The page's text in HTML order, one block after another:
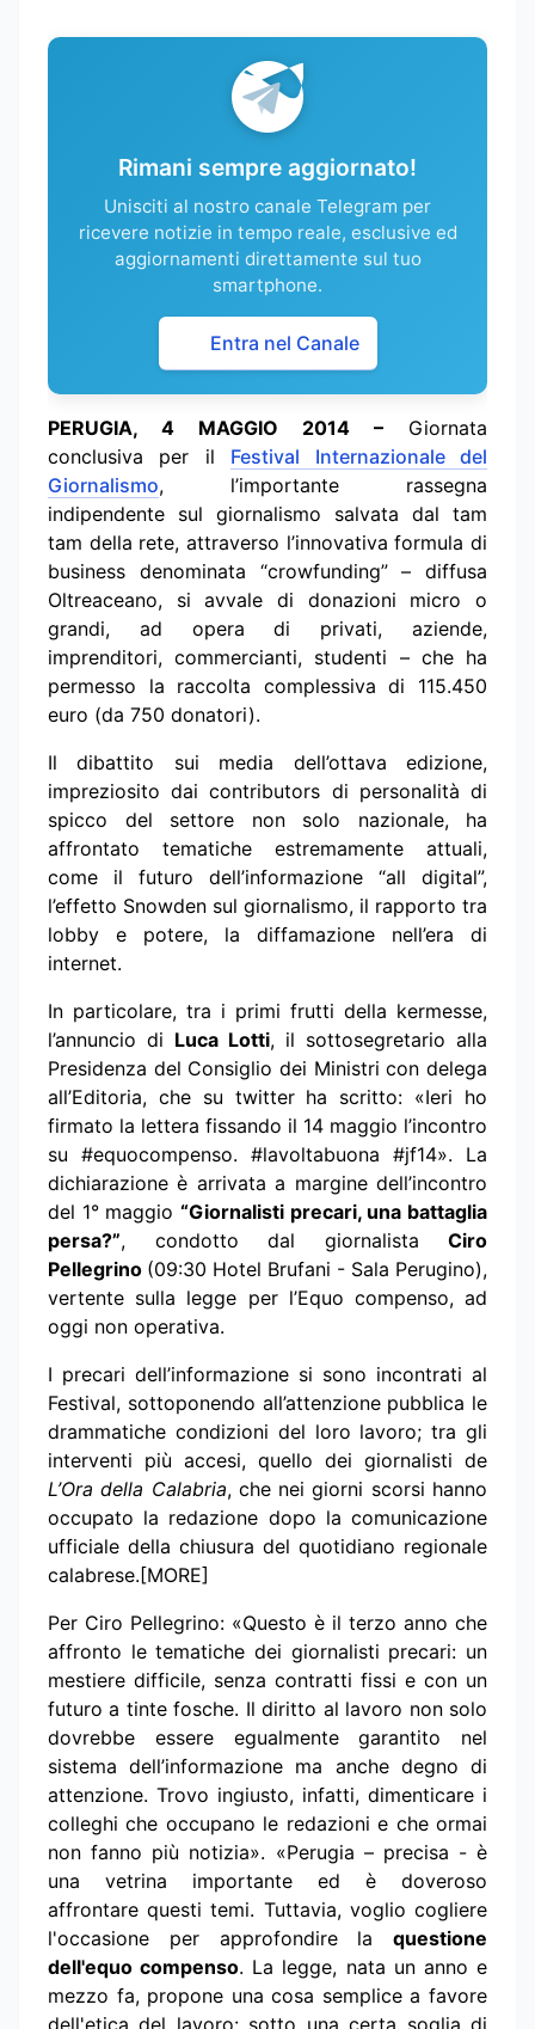
Rimani sempre aggiornato!
Unisciti al nostro canale Telegram per
ricevere notizie in tempo reale, esclusive ed
aggiornamenti direttamente sul tuo
smartphone.
Entra nel Canale
PERUGIA, 4 MAGGIO 2014 – Giornata
conclusiva per il Festival Internazionale del
Giornalismo, l’importante rassegna
indipendente sul giornalismo salvata dal tam
tam della rete, attraverso l’innovativa formula di
business denominata “crowfunding” – diffusa
Oltreaceano, si avvale di donazioni micro o
grandi, ad opera di privati, aziende,
imprenditori, commercianti, studenti – che ha
permesso la raccolta complessiva di 115.450
euro (da 750 donatori).
Il dibattito sui media dell’ottava edizione,
impreziosito dai contributors di personalità di
spicco del settore non solo nazionale, ha
affrontato tematiche estremamente attuali,
come il futuro dell’informazione “all digital”,
l’effetto Snowden sul giornalismo, il rapporto tra
lobby e potere, la diffamazione nell’era di
internet.
In particolare, tra i primi frutti della kermesse,
l’annuncio di Luca Lotti, il sottosegretario alla
Presidenza del Consiglio dei Ministri con delega
all’Editoria, che su twitter ha scritto: «Ieri ho
firmato la lettera fissando il 14 maggio l’incontro
su #equocompenso. #lavoltabuona #jf14». La
dichiarazione è arrivata a margine dell’incontro
del 1° maggio “Giornalisti precari, una battaglia
persa?”, condotto dal giornalista Ciro
Pellegrino (09:30 Hotel Brufani - Sala Perugino),
vertente sulla legge per l’Equo compenso, ad
oggi non operativa.
I precari dell’informazione si sono incontrati al
Festival, sottoponendo all’attenzione pubblica le
drammatiche condizioni del loro lavoro; tra gli
interventi più accesi, quello dei giornalisti de
L’Ora della Calabria, che nei giorni scorsi hanno
occupato la redazione dopo la comunicazione
ufficiale della chiusura del quotidiano regionale
calabrese.[MORE]
Per Ciro Pellegrino: «Questo è il terzo anno che
affronto le tematiche dei giornalisti precari: un
mestiere difficile, senza contratti fissi e con un
futuro a tinte fosche. Il diritto al lavoro non solo
dovrebbe essere egualmente garantito nel
sistema dell’informazione ma anche degno di
attenzione. Trovo ingiusto, infatti, dimenticare i
colleghi che occupano le redazioni e che ormai
non fanno più notizia». «Perugia – precisa - è
una vetrina importante ed è doveroso
affrontare questi temi. Tuttavia, voglio cogliere
l'occasione per approfondire la questione
dell'equo compenso. La legge, nata un anno e
mezzo fa, propone una cosa semplice a favore